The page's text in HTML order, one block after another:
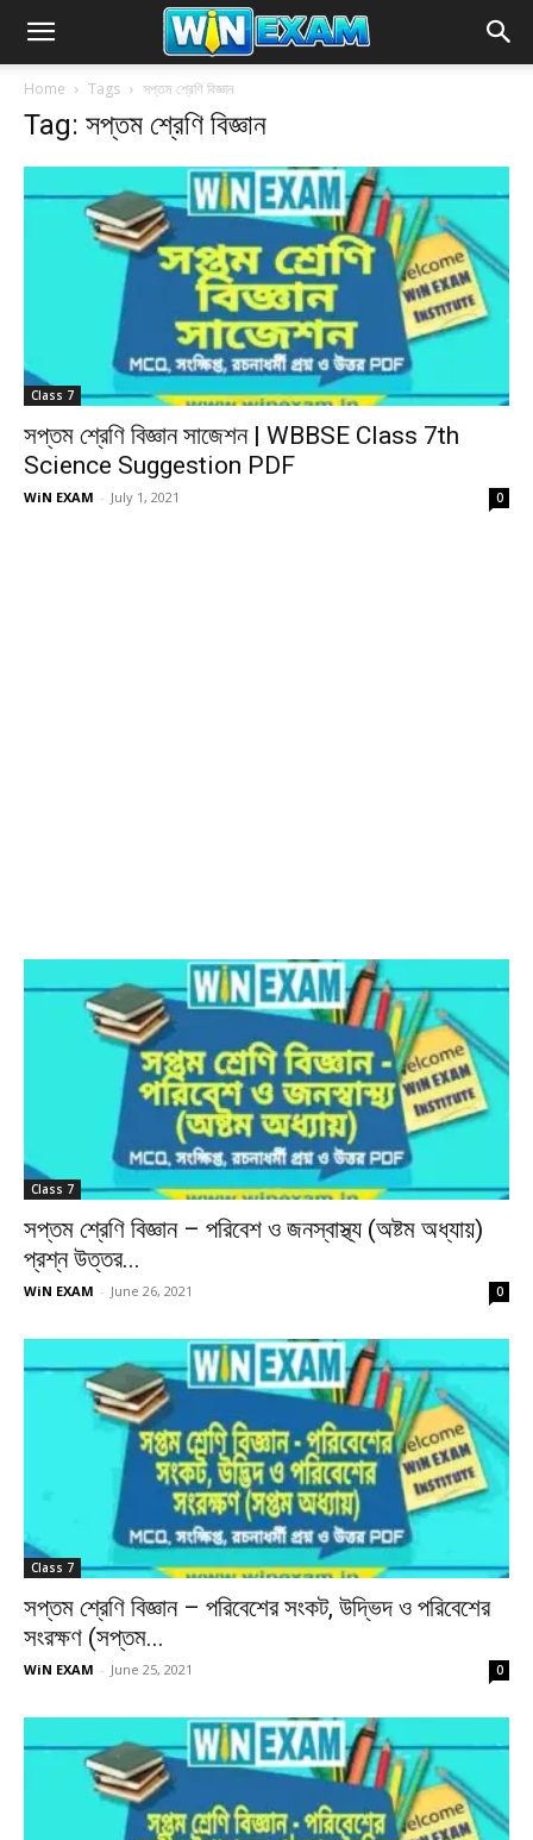
Home Tags সপ্তম শ্রেণি বিজ্ঞান
Tag: সপ্তম শ্রেণি বিজ্ঞান
Class 7
সপ্তম শ্রেণি বিজ্ঞান সাজেশন | WBBSE Class 7th
Science Suggestion PDF
WiN EXAM - July 1, 2021 0
Class 7
সপ্তম শ্রেণি বিজ্ঞান – পরিবেশ ও জনস্বাস্থ্য (অষ্টম অধ্যায়)
প্রশ্ন উত্তর...
WiN EXAM - June 26, 2021 0
Class 7
সপ্তম শ্রেণি বিজ্ঞান – পরিবেশের সংকট, উদ্ভিদ ও পরিবেশের
সংরক্ষণ (সপ্তম...
WiN EXAM - June 25, 2021 0